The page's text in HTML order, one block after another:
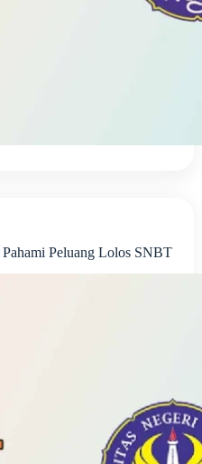
Peluang Lolos SNBT